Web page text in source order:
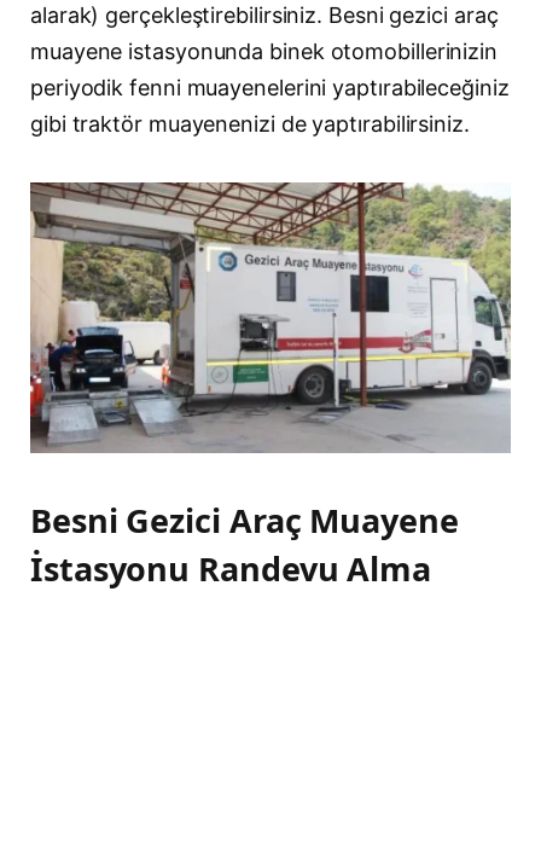
alarak) gerçekleştirebilirsiniz. Besni gezici araç
muayene istasyonunda binek otomobillerinizin
periyodik fenni muayenelerini yaptırabileceğiniz
gibi traktör muayenenizi de yaptırabilirsiniz.
Besni Gezici Araç Muayene
İstasyonu Randevu Alma